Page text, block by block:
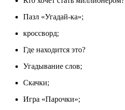
Пазл «Угадай-ка»;
кроссворд;
Где находится это?
Угадывание слов;
Скачки;
Игра «Парочки»;